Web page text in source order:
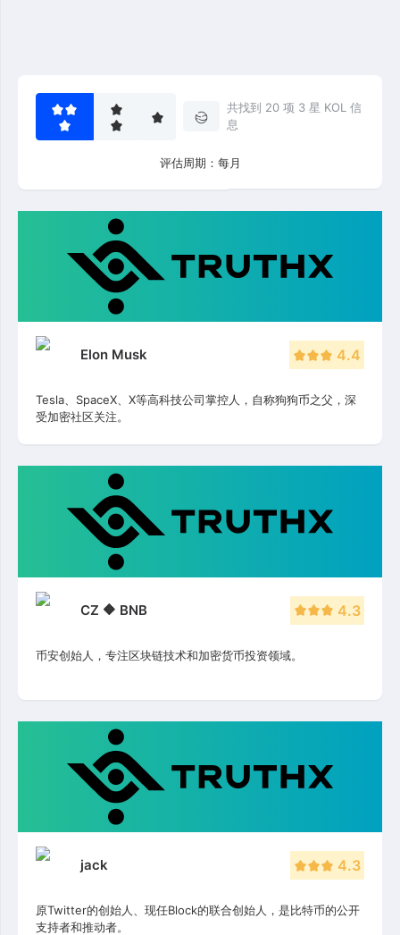
共找到 20 项 3 星 KOL 信
息
评估周期：每月
Elon Musk 4.4
Tesla、SpaceX、X等高科技公司掌控人，自称狗狗币之父，深
受加密社区关注。
CZ 🔶 BNB 4.3
币安创始人，专注区块链技术和加密货币投资领域。
jack 4.3
原Twitter的创始人、现任Block的联合创始人，是比特币的公开
支持者和推动者。